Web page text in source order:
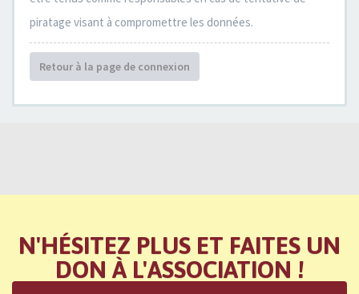
piratage visant à compromettre les données.
Retour à la page de connexion
N'HÉSITEZ PLUS ET FAITES UN
DON À L'ASSOCIATION !